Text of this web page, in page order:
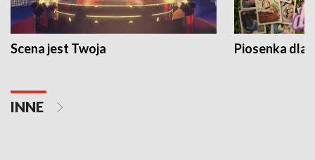
Scena jest Twoja Piosenka dla
INNE